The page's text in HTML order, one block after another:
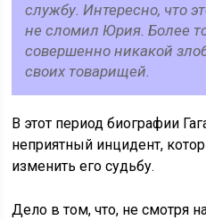
службу. Интересно, что
не сломил Юрия. Более
совершенно никакой
своих товарищей.
В этот период биографии
неприятный инцидент,
изменить его судьбу.
Дело в том, что, не смотря